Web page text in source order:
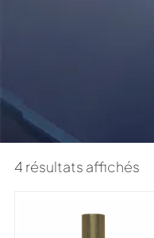
4 résultats affichés